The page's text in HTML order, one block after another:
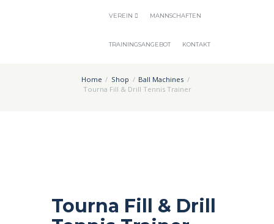
VEREIN MANNSCHAFTEN
TRAININGSANGEBOT KONTAKT
Home Shop
Ball Machines
Tourna Fill & Drill Tennis Trainer
Tourna Fill & Drill